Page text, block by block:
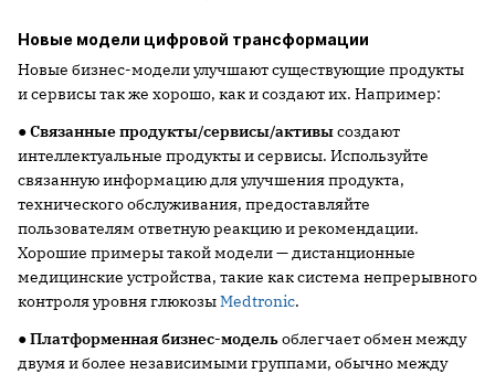
Новые модели цифровой трансформации
Новые бизнес-модели улучшают существующие продукты
и сервисы так же хорошо, как и создают их. Например:
●Связанные продукты/сервисы/активысоздают
интеллектуальные продукты и сервисы. Используйте
связанную информацию для улучшения продукта,
технического обслуживания, предоставляйте
пользователям ответную реакцию и рекомендации.
Хорошие примеры такой модели — дистанционные
медицинские устройства, такие как система непрерывного
контроля уровня глюкозыMedtronic.
●Платформенная бизнес-модельоблегчает обмен между
двумя и более независимыми группами, обычно между